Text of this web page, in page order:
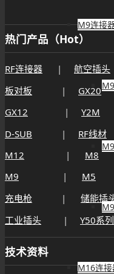
M9连接
M16连接
热门产品（Hot）
RF连接器 | 航空插头
板对板 | GX20
GX12 | Y2M
D-SUB | RF线材
M12 | M8
M9 | M5
充电枪 | 储能插
工业插头 | Y50系列
技术资料